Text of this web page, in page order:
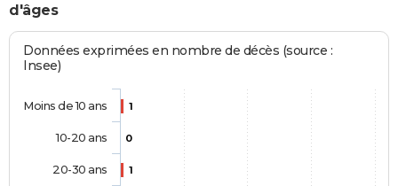
d'âges
Données exprimées en nombre de décès (source :
Insee)
1
0
1
Moins de 10 ans
10-20 ans
20-30 ans